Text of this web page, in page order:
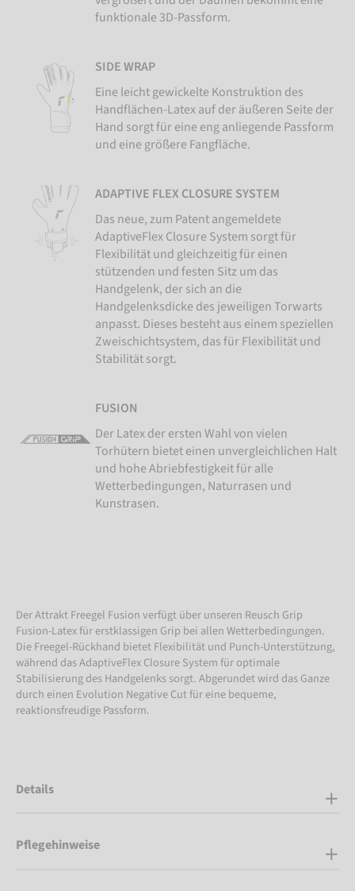
funktionale 3D-Passform.
SIDE WRAP
Eine leicht gewickelte Konstruktion des
Handflächen-Latex auf der äußeren Seite der
Hand sorgt für eine eng anliegende Passform
und eine größere Fangfläche.
ADAPTIVE FLEX CLOSURE SYSTEM
Das neue, zum Patent angemeldete
AdaptiveFlex Closure System sorgt für
Flexibilität und gleichzeitig für einen
stützenden und festen Sitz um das
Handgelenk, der sich an die
Handgelenksdicke des jeweiligen Torwarts
anpasst. Dieses besteht aus einem speziellen
Zweischichtsystem, das für Flexibilität und
Stabilität sorgt.
FUSION
Der Latex der ersten Wahl von vielen
Torhütern bietet einen unvergleichlichen Halt
und hohe Abriebfestigkeit für alle
Wetterbedingungen, Naturrasen und
Kunstrasen.
Der Attrakt Freegel Fusion verfügt über unseren Reusch Grip
Fusion-Latex für erstklassigen Grip bei allen Wetterbedingungen.
Die Freegel-Rückhand bietet Flexibilität und Punch-Unterstützung,
während das AdaptiveFlex Closure System für optimale
Stabilisierung des Handgelenks sorgt. Abgerundet wird das Ganze
durch einen Evolution Negative Cut für eine bequeme,
reaktionsfreudige Passform.
Details
Pflegehinweise